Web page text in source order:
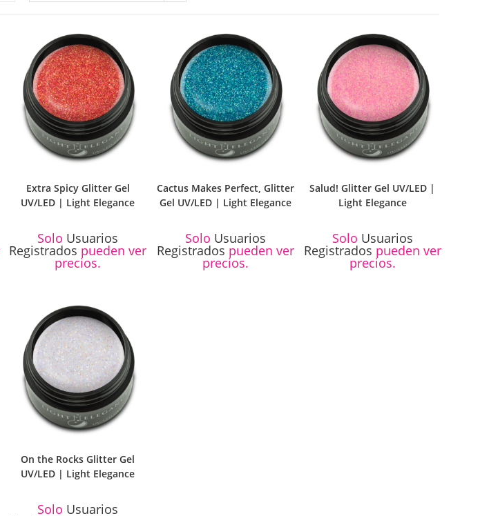
WEB
Extra Spicy Glitter Gel
UV/LED | Light Elegance
Solo Usuarios
Registrados pueden ver
precios.
Cactus Makes Perfect, Glitter
Gel UV/LED | Light Elegance
Solo Usuarios
Registrados pueden ver
precios.
Salud! Glitter Gel UV/LED |
Light Elegance
Solo Usuarios
Registrados pueden ver
precios.
On the Rocks Glitter Gel
UV/LED | Light Elegance
Solo Usuarios